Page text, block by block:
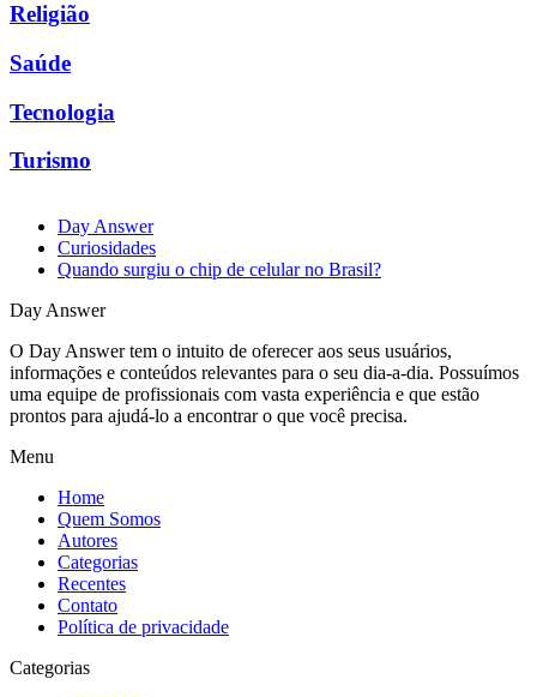
Religião
Saúde
Tecnologia
Turismo
Day Answer
Curiosidades
Quando surgiu o chip de celular no Brasil?
Day Answer
O Day Answer tem o intuito de oferecer aos seus usuários,
informações e conteúdos relevantes para o seu dia-a-dia. Possuímos
uma equipe de profissionais com vasta experiência e que estão
prontos para ajudá-lo a encontrar o que você precisa.
Menu
Home
Quem Somos
Autores
Categorias
Recentes
Contato
Política de privacidade
Categorias